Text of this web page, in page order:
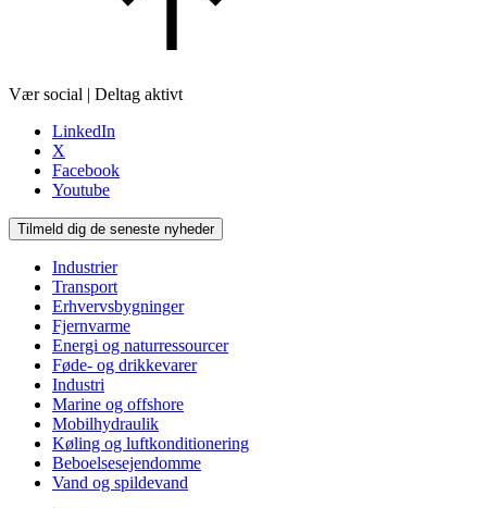
Vær social | Deltag aktivt
LinkedIn
X
Facebook
Youtube
Tilmeld dig de seneste nyheder
Industrier
Transport
Erhvervsbygninger
Fjernvarme
Energi og naturressourcer
Føde- og drikkevarer
Industri
Marine og offshore
Mobilhydraulik
Køling og luftkonditionering
Beboelsesejendomme
Vand og spildevand